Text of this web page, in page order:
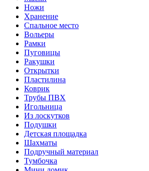
Ножи
Хранение
Спальное место
Вольеры
Рамки
Пуговицы
Ракушки
Открытки
Пластилина
Коврик
Трубы ПВХ
Игольница
Из лоскутков
Подушки
Детская площадка
Шахматы
Подручный материал
Тумбочка